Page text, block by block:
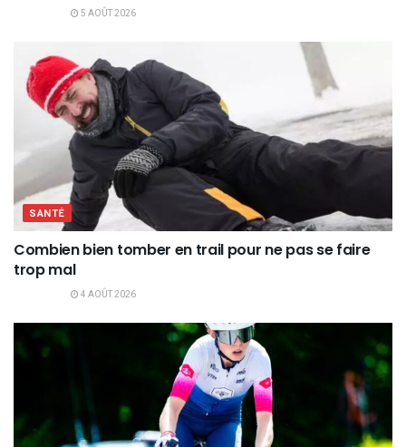
5 AOÛT 2026
SANTÉ
Combien bien tomber en trail pour ne pas se faire
trop mal
4 AOÛT 2026